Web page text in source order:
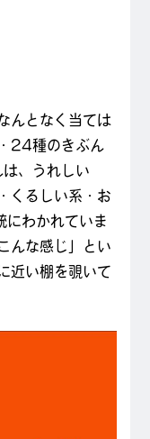
んとなく当ては
24種のきぶん
、うれしい
くるしい系・お
にわかれていま
んな感じ」とい
近い棚を覗いて